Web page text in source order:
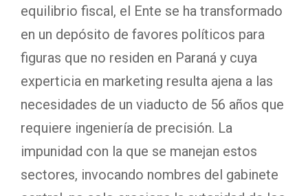
equilibrio fiscal, el Ente se ha transformado
en un depósito de favores políticos para
figuras que no residen en Paraná y cuya
experticia en marketing resulta ajena a las
necesidades de un viaducto de 56 años que
requiere ingeniería de precisión. La
impunidad con la que se manejan estos
sectores, invocando nombres del gabinete